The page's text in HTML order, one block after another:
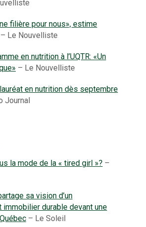
filière pour nous», estime
– Le Nouvelliste
en nutrition à l’UQTR: «Un
– Le Nouvelliste
en nutrition dès septembre
Journal
la mode de la « tired girl »? –
sa vision d’un
durable devant une
– Le Soleil